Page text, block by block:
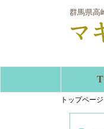
群馬県高
トップページ